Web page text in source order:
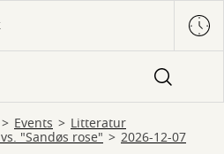
Events Litteratur
"Sandøs rose" 2026-12-07